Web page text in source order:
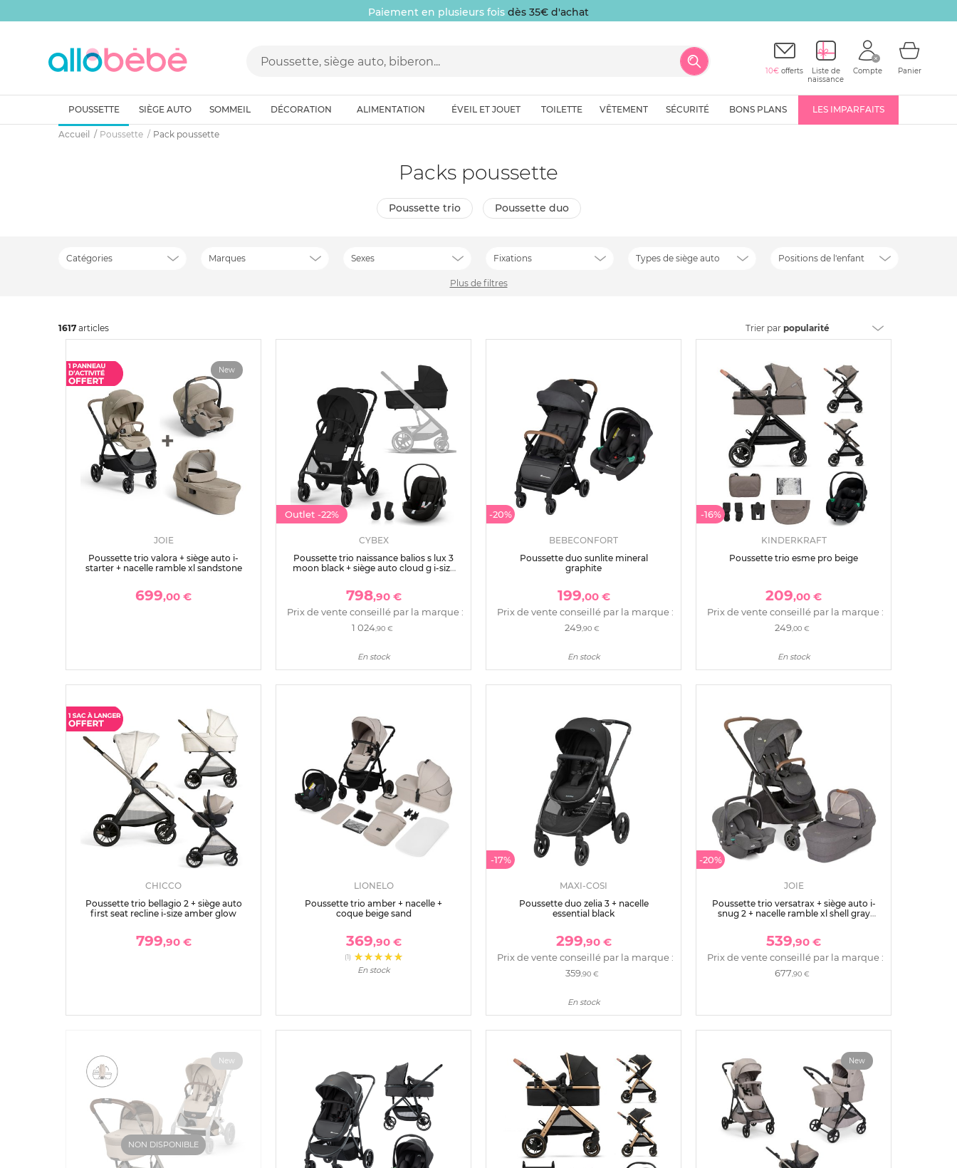
Paiement en plusieurs fois dès 35€ d'achat
10€ offerts
Liste de
naissance
Compte Panier
POUSSETTE SIÈGE AUTO SOMMEIL DÉCORATION ALIMENTATION ÉVEIL ET JOUET TOILETTE VÊTEMENT SÉCURITÉ BONS PLANS LES IMPARFAITS
Accueil Poussette Pack poussette
Packs poussette
poussette trio poussette duo
Catégories Marques Sexes Fixations Types de siège auto Positions de l'enfant
Plus de filtres
1617 articles Trier par popularité
New
JOIE
Poussette trio valora + siège auto i-
starter + nacelle ramble xl sandstone
699,00 €
Outlet -22%
CYBEX
Poussette trio naissance balios s lux 3
moon black + siège auto cloud g i-size
798,90 €
Prix de vente conseillé par la marque :
1 024,90 €
En stock
-20%
BEBECONFORT
Poussette duo sunlite mineral
graphite
199,00 €
Prix de vente conseillé par la marque :
249,90 €
En stock
-16%
KINDERKRAFT
Poussette trio esme pro beige
209,00 €
Prix de vente conseillé par la marque :
249,00 €
En stock
CHICCO
Poussette trio bellagio 2 + siège auto
first seat recline i-size amber glow
799,90 €
LIONELO
Poussette trio amber + nacelle +
coque beige sand
369,90 €
(1)
En stock
-17%
MAXI-COSI
Poussette duo zelia 3 + nacelle
essential black
299,90 €
Prix de vente conseillé par la marque :
359,90 €
En stock
-20%
JOIE
Poussette trio versatrax + siège auto i-
snug 2 + nacelle ramble xl shell gray
539,90 €
Prix de vente conseillé par la marque :
677 ,90 €
NON DISPONIBLE
New New